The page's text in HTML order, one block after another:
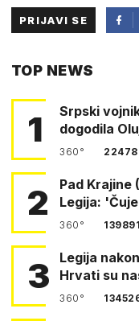
PRIJAVI SE
TOP NEWS
1
Srpski
dogodila
360°
2
Pad
Legija:
360°
3
Legija
Hrvati su
360°